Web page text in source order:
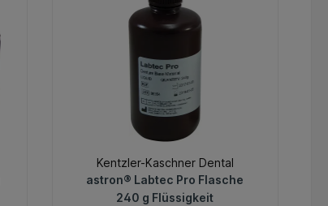
Kentzler-Kaschner Dental
astron® Labtec Pro Flasche
240 g Flüssigkeit